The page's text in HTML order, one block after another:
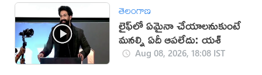
తెలంగాణ
లైఫ్‌లో ఏమైనా చేయాలనుకుంటే
మనల్ని ఏదీ ఆపలేదు: యశ్
Aug 08, 2026, 18:08 IST